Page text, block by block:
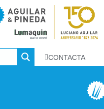
CONTACTA